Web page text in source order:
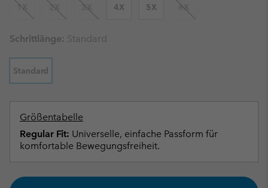
1X 2X 3X 4X 5X 6X
Schrittlänge: Standard
Standard
Größentabelle
Regular Fit: Universelle, einfache Passform für
komfortable Bewegungsfreiheit.